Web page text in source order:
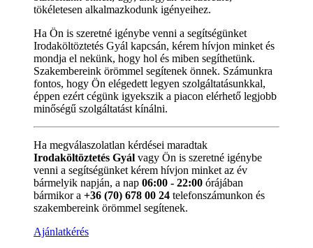
tökéletesen alkalmazkodunk igényeihez.
Ha Ön is szeretné igénybe venni a segítségünket
Irodaköltöztetés Gyál kapcsán, kérem hívjon minket és
mondja el nekünk, hogy hol és miben segíthetünk.
Szakembereink örömmel segítenek önnek. Számunkra
fontos, hogy Ön elégedett legyen szolgáltatásunkkal,
éppen ezért cégünk igyekszik a piacon elérhető legjobb
minőségű szolgáltatást kínálni.
Ha megválaszolatlan kérdései maradtak
Irodaköltöztetés Gyál vagy Ön is szeretné igénybe
venni a segítségünket kérem hívjon minket az év
bármelyik napján, a nap 06:00 - 22:00 órájában
bármikor a +36 (70) 678 00 24 telefonszámunkon és
szakembereink örömmel segítenek.
Ajánlatkérés